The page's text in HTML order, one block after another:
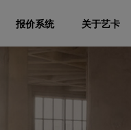
报价系统 关于艺卡